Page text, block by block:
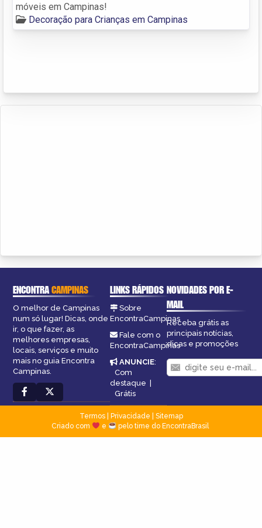
móveis em Campinas!
Decoração para Crianças em Campinas
ENCONTRACAMPINAS
O melhor de Campinas
num só lugar! Dicas, onde
ir, o que fazer, as
melhores empresas,
locais, serviços e muito
mais no guia Encontra
Campinas.
LINKS RÁPIDOS
Sobre
EncontraCampinas
Fale com o
EncontraCampinas
ANUNCIE:
Com
destaque |
Grátis
NOVIDADES POR E-
MAIL
Receba grátis as
principais notícias,
dicas e promoções
Termos| Privacidade
Sitemap
Criado com
e pelo time do EncontraBrasil